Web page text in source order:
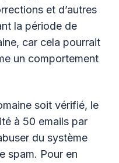
et d’autres
la période de
car cela pourrait
un comportement
soit vérifié, le
à 50 emails par
du système
spam. Pour en